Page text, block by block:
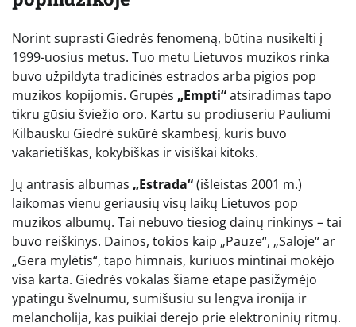
Norint suprasti Giedrės fenomeną, būtina nusikelti į
1999-uosius metus. Tuo metu Lietuvos muzikos rinka
buvo užpildyta tradicinės estrados arba pigios pop
muzikos kopijomis. Grupės „Empti“atsiradimas tapo
tikru gūsiu šviežio oro. Kartu su prodiuseriu Pauliumi
Kilbausku Giedrė sukūrė skambesį, kuris buvo
vakarietiškas, kokybiškas ir visiškai kitoks.
Jų antrasis albumas „Estrada“(išleistas 2001 m.)
laikomas vienu geriausių visų laikų Lietuvos pop
muzikos albumų. Tai nebuvo tiesiog dainų rinkinys – tai
buvo reiškinys. Dainos, tokios kaip „Pauze“, „Saloje“ ar
„Gera mylėtis“, tapo himnais, kuriuos mintinai mokėjo
visa karta. Giedrės vokalas šiame etape pasižymėjo
ypatingu švelnumu, sumišusiu su lengva ironija ir
melancholija, kas puikiai derėjo prie elektroninių ritmų.